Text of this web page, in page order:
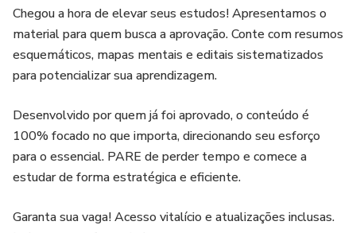
de fichamento, você terá em mãos a ferramenta perfeita
para revisar os conteúdos de forma rápida e eficaz na reta
final dos concursos. Desenvolvidos por especialista com
mais de 7 anos de experiência, os materiais da mentoria
Assimilar os conteúdos de forma mais rápida e profunda
Identificar os pontos mais importantes para revisão
Fixar o conhecimento na memória de longo prazo
Chegou a hora de elevar seus estudos! Apresentamos o
material para quem busca a aprovação. Conte com resumos
esquemáticos, mapas mentais e editais sistematizados
para potencializar sua aprendizagem.
Desenvolvido por quem já foi aprovado, o conteúdo é
100% focado no que importa, direcionando seu esforço
para o essencial. PARE de perder tempo e comece a
estudar de forma estratégica e eficiente.
Garanta sua vaga! Acesso vitalício e atualizações inclusas.